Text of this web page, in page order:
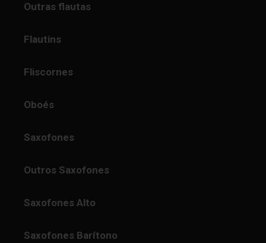
Outras flautas
Flautins
Fliscornes
Oboés
Saxofones
Outros Saxofones
Saxofones Alto
Saxofones Barítono